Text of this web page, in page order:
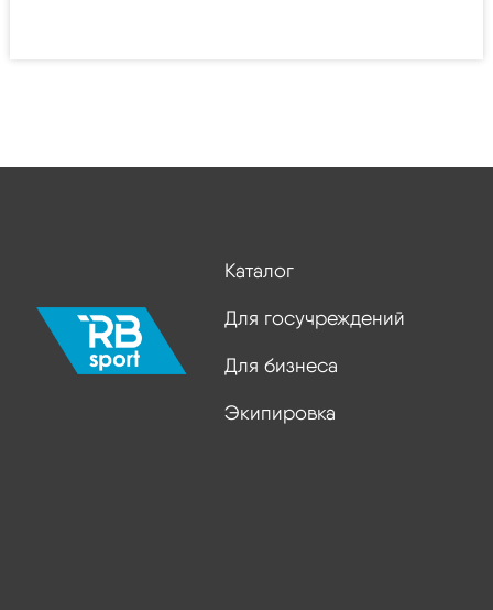
Каталог
Для госучреждений
Для бизнеса
Экипировка